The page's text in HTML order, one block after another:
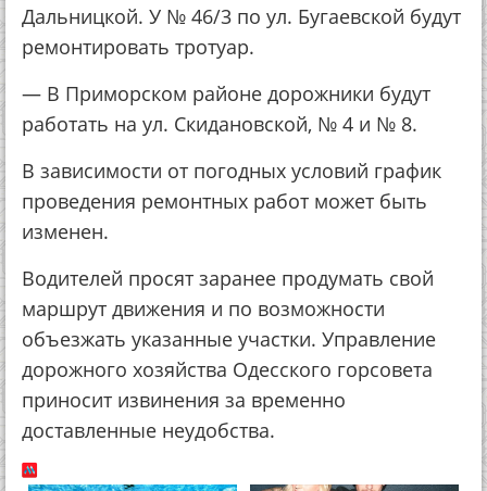
Дальницкой. У № 46/3 по ул. Бугаевской будут
ремонтировать тротуар.
— В Приморском районе дорожники будут
работать на ул. Скидановской, № 4 и № 8.
В зависимости от погодных условий график
проведения ремонтных работ может быть
изменен.
Водителей просят заранее продумать свой
маршрут движения и по возможности
объезжать указанные участки. Управление
дорожного хозяйства Одесского горсовета
приносит извинения за временно
доставленные неудобства.